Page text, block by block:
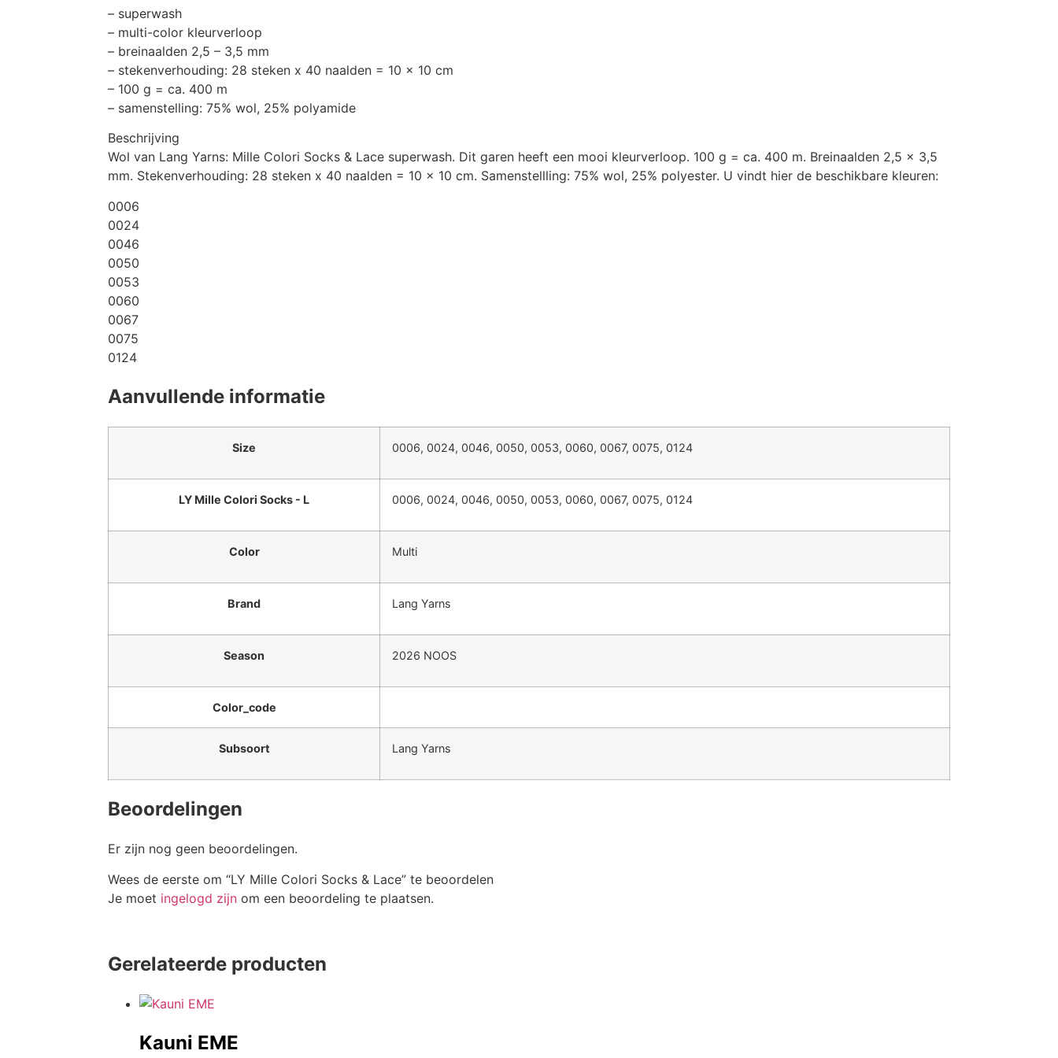
– superwash
– multi-color kleurverloop
– breinaalden 2,5 – 3,5 mm
– stekenverhouding: 28 steken x 40 naalden = 10 x 10 cm
– 100 g = ca. 400 m
– samenstelling: 75% wol, 25% polyamide
Beschrijving
Wol van Lang Yarns: Mille Colori Socks & Lace superwash. Dit garen heeft een mooi kleurverloop. 100 g = ca. 400 m. Breinaalden 2,5 x 3,5
mm. Stekenverhouding: 28 steken x 40 naalden = 10 x 10 cm. Samenstellling: 75% wol, 25% polyester. U vindt hier de beschikbare kleuren:
0006
0024
0046
0050
0053
0060
0067
0075
0124
Aanvullende informatie
Size 0006, 0024, 0046, 0050, 0053, 0060, 0067, 0075, 0124
LY Mille Colori Socks - L 0006, 0024, 0046, 0050, 0053, 0060, 0067, 0075, 0124
Color Multi
Brand Lang Yarns
Season 2026 NOOS
Color_code
Subsoort Lang Yarns
Beoordelingen
Er zijn nog geen beoordelingen.
Wees de eerste om “LY Mille Colori Socks & Lace” te beoordelen
Je moet ingelogd zijn om een beoordeling te plaatsen.
Gerelateerde producten
Kauni EME